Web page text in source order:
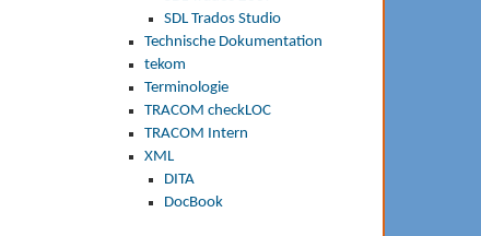
SDL Trados Studio
Technische Dokumentation
tekom
Terminologie
TRACOM checkLOC
TRACOM Intern
XML
DITA
DocBook